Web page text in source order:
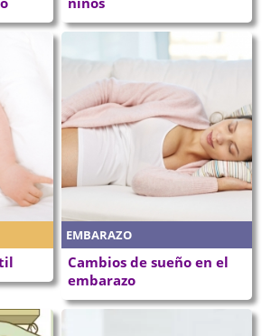
EMBARAZO
Cambios de sueño en el
embarazo